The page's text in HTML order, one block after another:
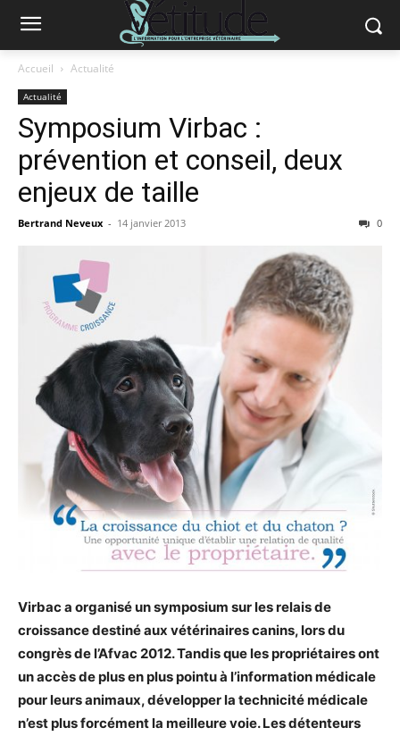
Accueil Actualité
Actualité
Symposium Virbac :
prévention et conseil, deux
enjeux de taille
Bertrand Neveux - 14 janvier 2013 0
Virbac a organisé un symposium sur les relais de
croissance destiné aux vétérinaires canins, lors du
congrès de l’Afvac 2012. Tandis que les propriétaires ont
un accès de plus en plus pointu à l’information médicale
pour leurs animaux, développer la technicité médicale
n’est plus forcément la meilleure voie. Les détenteurs